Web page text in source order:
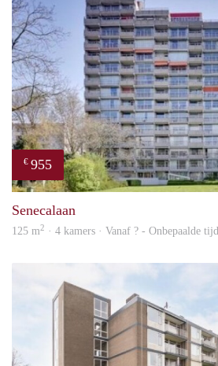
€ 955
Senecalaan
125 m2 · 4 kamers · Vanaf ? - Onbepaalde tijd